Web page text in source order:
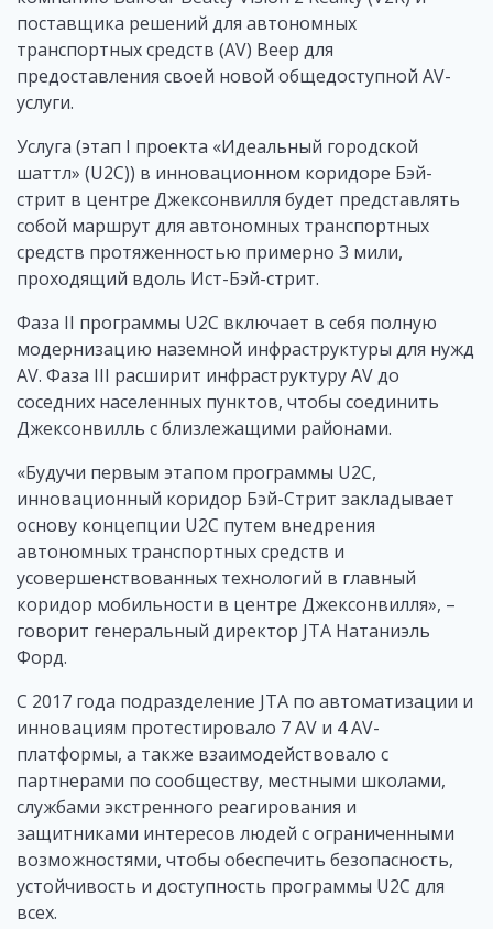
поставщика решений для автономных
транспортных средств (AV) Beep для
предоставления своей новой общедоступной AV-
услуги.
Услуга (этап I проекта «Идеальный городской
шаттл» (U2C)) в инновационном коридоре Бэй-
стрит в центре Джексонвилля будет представлять
собой маршрут для автономных транспортных
средств протяженностью примерно 3 мили,
проходящий вдоль Ист-Бэй-стрит.
Фаза II программы U2C включает в себя полную
модернизацию наземной инфраструктуры для нужд
AV. Фаза III расширит инфраструктуру AV до
соседних населенных пунктов, чтобы соединить
Джексонвилль с близлежащими районами.
«Будучи первым этапом программы U2C,
инновационный коридор Бэй-Стрит закладывает
основу концепции U2C путем внедрения
автономных транспортных средств и
усовершенствованных технологий в главный
коридор мобильности в центре Джексонвилля», –
говорит генеральный директор JTA Натаниэль
Форд.
С 2017 года подразделение JTA по автоматизации и
инновациям протестировало 7 AV и 4 AV-
платформы, а также взаимодействовало с
партнерами по сообществу, местными школами,
службами экстренного реагирования и
защитниками интересов людей с ограниченными
возможностями, чтобы обеспечить безопасность,
устойчивость и доступность программы U2C для
всех.